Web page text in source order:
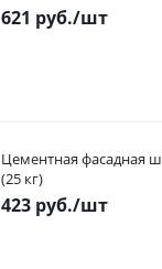
621 руб./шт
Цементная фасадная
(25 кг)
423 руб./шт